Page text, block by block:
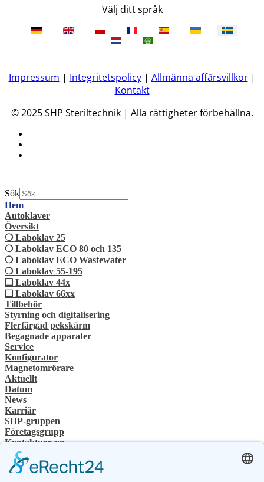
Välj ditt språk
Impressum | Integritetspolicy| Allmänna affärsvillkor|
Kontakt
© 2025 SHP Steriltechnik | Alla rättigheter förbehållna.
Sök
Hem
Autoklaver
Översikt
❍ Laboklav 25
❍ Laboklav ECO 80 och 135
❍ Laboklav ECO Wastewater
❍ Laboklav 55-195
❏ Laboklav 44x
❏ Laboklav 66xx
Tillbehör
Styrning och digitalisering
Flerfärgad pekskärm
Begagnade apparater
Service
Konfigurator
Magnetomrörare
Aktuellt
Datum
News
Karriär
SHP-gruppen
Företagsgrupp
Kontaktperson
Kontakt
Återförsäljare
SHP Expertis